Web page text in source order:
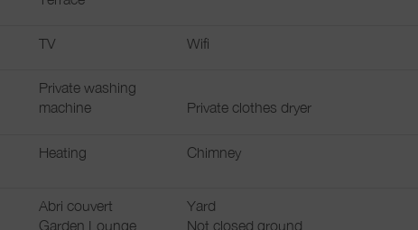
TV Wifi
Private washing
machine
Private clothes dryer
Heating Chimney
Abri couvert
Yard
Garden Lounge
Not closed ground